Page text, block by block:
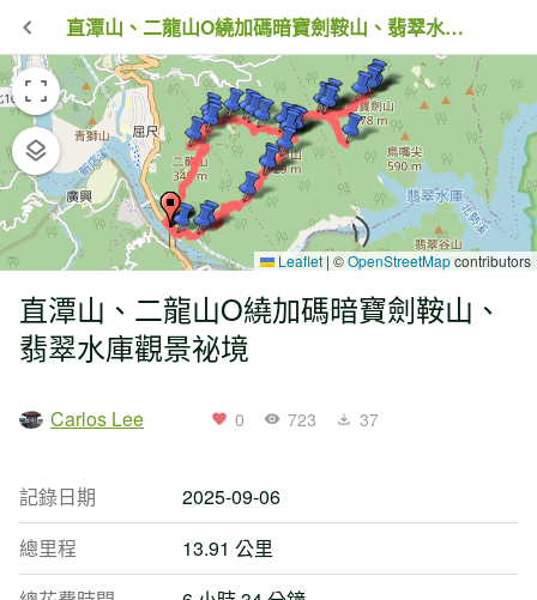
直潭山、二龍山O繞加碼暗寶劍鞍山、翡翠水庫觀景祕境
Leaflet | ©OpenStreetMapcontributors
直潭山、二龍山O繞加碼暗寶劍鞍山、
翡翠水庫觀景祕境
Carlos Lee 0 723 37
記錄日期
2025-09-06
總里程
13.91 公里